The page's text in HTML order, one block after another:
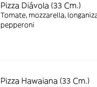
Pizza Diávola (33 Cm.)
Tomate, mozzarella,
pepperoni
Pizza Hawaiana (33 Cm.)